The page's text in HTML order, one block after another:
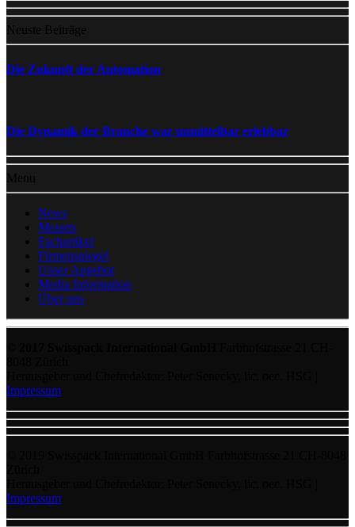
Neuste Beiträge
Die Zukunft der Automation
Die Dynamik der Branche war unmittelbar erlebbar
Menu
News
Messen
Fachartikel
Firmenspiegel
Unser Angebot
Media Information
Über uns
Impressum
Impressum